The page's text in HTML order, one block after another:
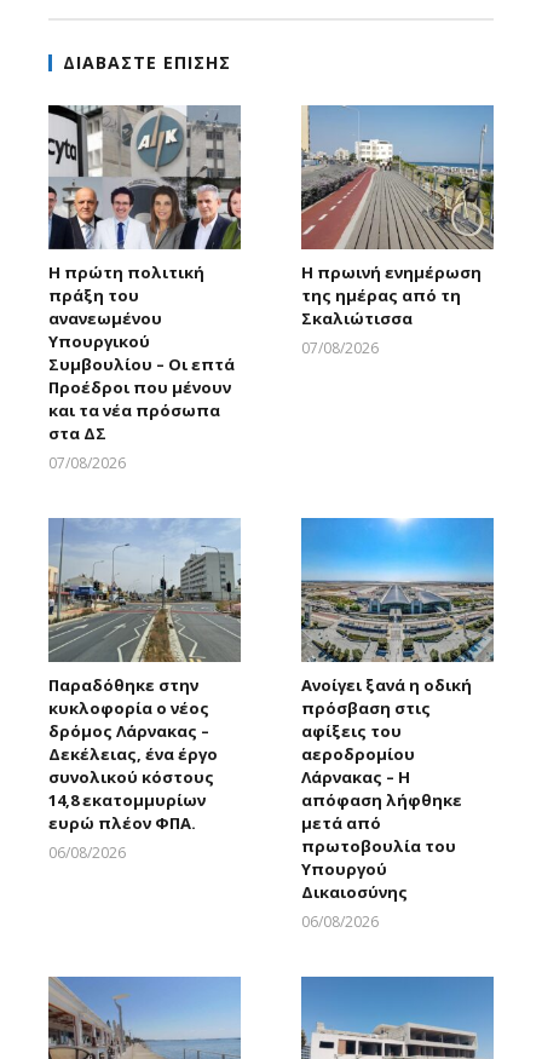
ΔΙΑΒΑΣΤΕ ΕΠΙΣΗΣ
Η πρώτη πολιτική
πράξη του
ανανεωμένου
Υπουργικού
Συμβουλίου – Οι επτά
Προέδροι που μένουν
και τα νέα πρόσωπα
στα ΔΣ
07/08/2026
Η πρωινή ενημέρωση
της ημέρας από τη
Σκαλιώτισσα
07/08/2026
Παραδόθηκε στην
κυκλοφορία ο νέος
δρόμος Λάρνακας –
Δεκέλειας, ένα έργο
συνολικού κόστους
14,8 εκατομμυρίων
ευρώ πλέον ΦΠΑ.
06/08/2026
Ανοίγει ξανά η οδική
πρόσβαση στις
αφίξεις του
αεροδρομίου
Λάρνακας – Η
απόφαση λήφθηκε
μετά από
πρωτοβουλία του
Υπουργού
Δικαιοσύνης
06/08/2026